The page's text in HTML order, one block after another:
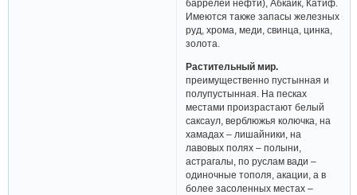
баррелей нефти), Абкайк, Катиф.
Имеются также запасы железных
руд, хрома, меди, свинца, цинка,
золота.
Растительный мир.
преимущественно пустынная и
полупустынная. На песках
местами произрастают белый
саксаул, верблюжья колючка, на
хамадах – лишайники, на
лавовых полях – полыни,
астрагалы, по руслам вади –
одиночные тополя, акации, а в
более засоленных местах –